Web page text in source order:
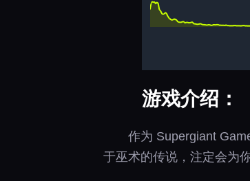
游戏介绍：
作为 Supergiant
于巫术的传说，注定会为